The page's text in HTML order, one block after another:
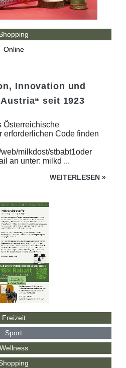
Online
Innovation und
seit 1923
Österreichische
erforderlichen Code finden
milkdost/stbabt1oder
an unter: milkd ...
WEITERLESEN »
Freizeit
Sport
Wellness